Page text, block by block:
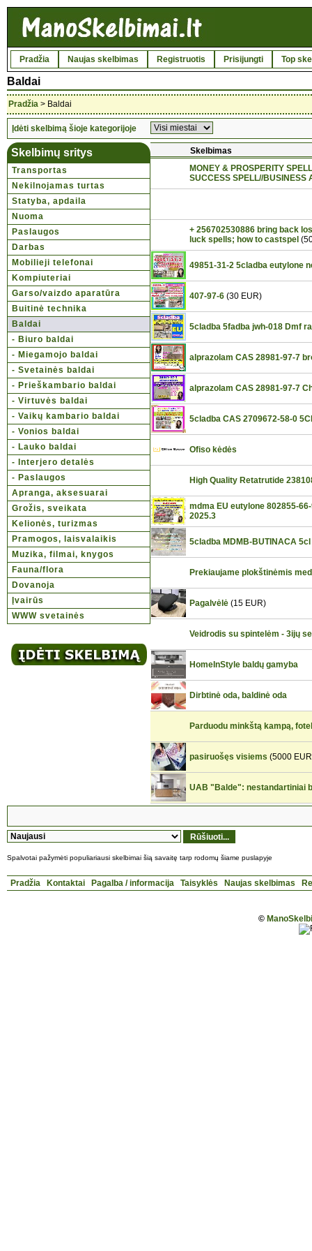
Pradžia Naujas skelbimas Registruotis Prisijungti Top
Baldai
Pradžia > Baldai
Įdėti skelbimą šioje kategorijoje
Skelbimų sritys
Transportas
Nekilnojamas turtas
Statyba, apdaila
Nuoma
Paslaugos
Darbas
Mobilieji telefonai
Kompiuteriai
Garso/vaizdo aparatūra
Buitinė technika
Baldai
- Biuro baldai
- Miegamojo baldai
- Svetainės baldai
- Prieškambario baldai
- Virtuvės baldai
- Vaikų kambario baldai
- Vonios baldai
- Lauko baldai
- Interjero detalės
- Paslaugos
Apranga, aksesuarai
Grožis, sveikata
Kelionės, turizmas
Pramogos, laisvalaikis
Muzika, filmai, knygos
Fauna/flora
Dovanoja
Įvairūs
WWW svetainės
Skelbimas
MONEY & PROSPERITY
SUCCESS SPELL//BUSINESS
+ 256702530886 bring back
luck spells; how to castspel
49851-31-2 5cladba eutylone
407-97-6 (30 EUR)
5cladba 5fadba jwh-018 Dmf
alprazolam CAS 28981-97-7
alprazolam CAS 28981-97-7
5cladba CAS 2709672-58-0
Ofiso kėdės
High Quality Retatrutide
mdma EU eutylone 802855-
2025.3
5cladba MDMB-BUTINACA
Prekiaujame plokštinėmis
Pagalvėlė (15 EUR)
Veidrodis su spintelėm - 3ijų
HomeInStyle baldų gamyba
Dirbtinė oda, baldinė oda
Parduodu minkštą kampą,
pasiruošęs visiems (5000
UAB "Balde": nestandartiniai
Spalvotai pažymėti populiariausi skelbimai šią savaitę tarp rodomų šiame puslapyje
Pradžia Kontaktai Pagalba / informacija Taisyklės Naujas skelbimas
©